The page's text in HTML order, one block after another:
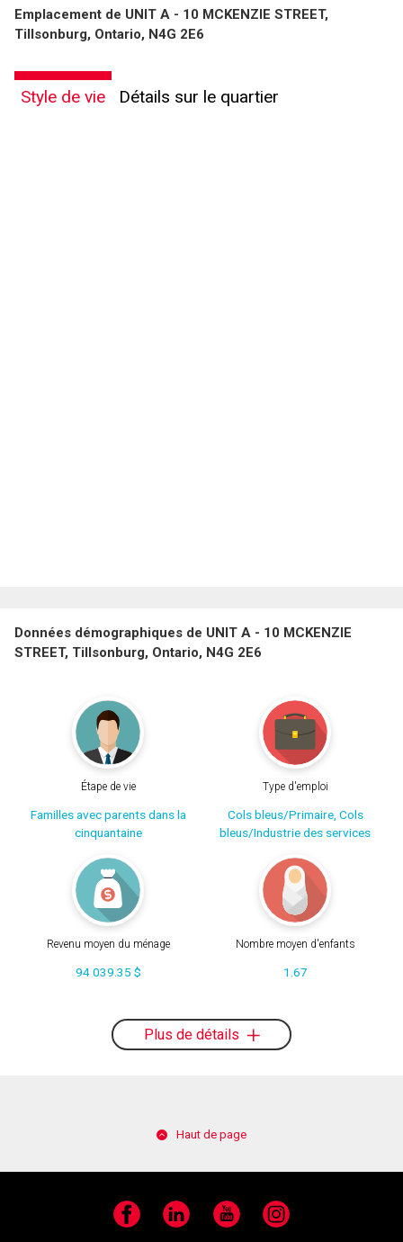
Emplacement de UNIT A - 10 MCKENZIE STREET,
Tillsonburg, Ontario, N4G 2E6
Style de vie Détails sur le quartier
Données démographiques de UNIT A - 10 MCKENZIE
STREET, Tillsonburg, Ontario, N4G 2E6
Étape de vie
Familles avec parents dans la
cinquantaine
Type d'emploi
Cols bleus/Primaire, Cols
bleus/Industrie des services
Revenu moyen du ménage
94 039.35 $
Nombre moyen d'enfants
1.67
Plus de détails
Haut de page
Facebook LinkedIn YouTube Instagram